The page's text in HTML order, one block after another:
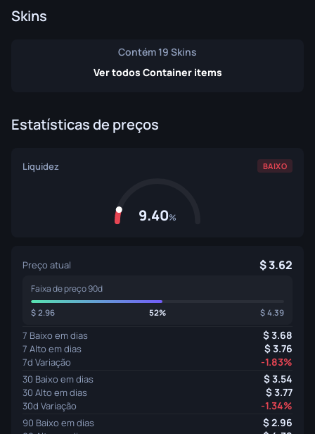
Skins
Contém 19 Skins
Ver todos Container items
Estatísticas de preços
Liquidez BAIXO
9.40%
Preço atual 3.62
Faixa de preço 90d
2.96 52% 4.39
7 Baixo em dias 3.68
7 Alto em dias 3.76
7d Variação -1.83%
30 Baixo em dias 3.54
30 Alto em dias 3.77
30d Variação -1.34%
90 Baixo em dias 2.96